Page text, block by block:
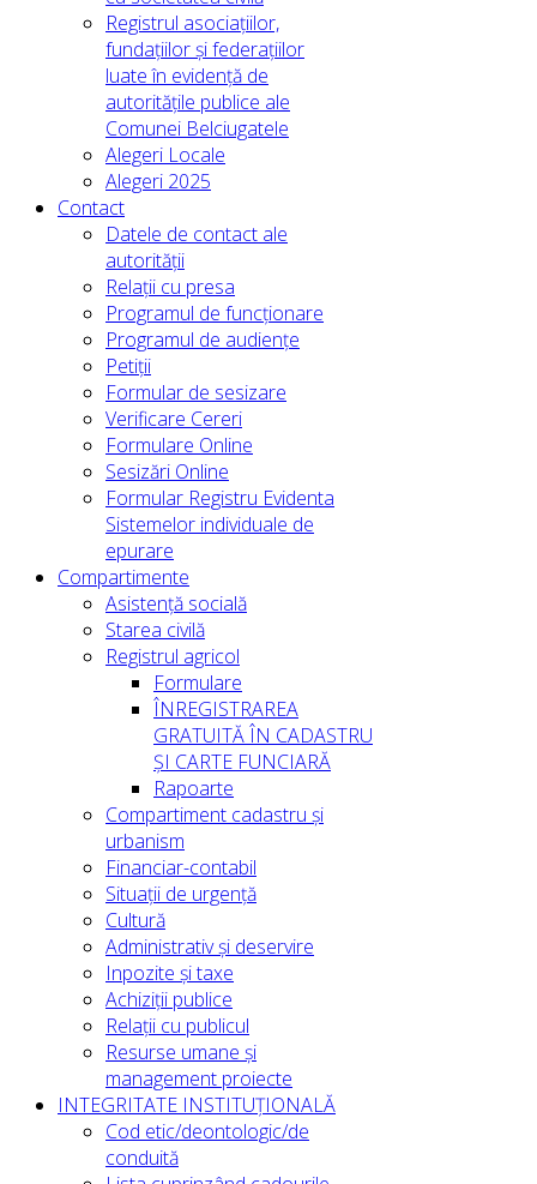
Registrul asociațiilor,
fundațiilor și federațiilor
luate în evidență de
autoritățile publice ale
Comunei Belciugatele
Alegeri Locale
Alegeri 2025
Contact
Datele de contact ale
autorității
Relații cu presa
Programul de funcționare
Programul de audiențe
Petiții
Formular de sesizare
Verificare Cereri
Formulare Online
Sesizări Online
Formular Registru Evidenta
Sistemelor individuale de
epurare
Compartimente
Asistență socială
Starea civilă
Registrul agricol
Formulare
ÎNREGISTRAREA
GRATUITĂ ÎN CADASTRU
ȘI CARTE FUNCIARĂ
Rapoarte
Compartiment cadastru și
urbanism
Financiar-contabil
Situații de urgență
Cultură
Administrativ și deservire
Inpozite și taxe
Achiziții publice
Relații cu publicul
Resurse umane și
management proiecte
INTEGRITATE INSTITUȚIONALĂ
Cod etic/deontologic/de
conduită